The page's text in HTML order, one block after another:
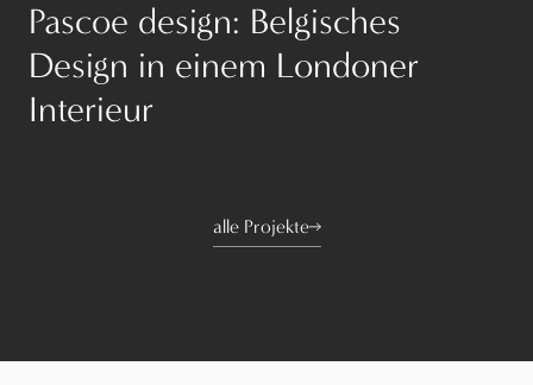
Pascoe design: Belgisches
Design in einem Londoner
Interieur
alle Projekte